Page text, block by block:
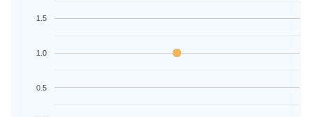
0.5
1.0
1.5